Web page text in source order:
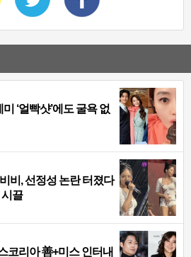
‘얼빡샷’에도 굴욕 없
비, 선정성 논란 터졌다
끌
코리아 善+미스 인터내